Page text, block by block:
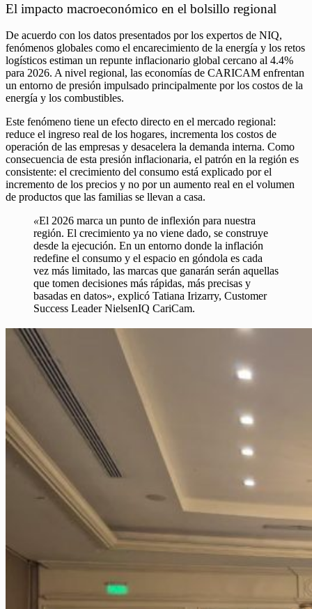
El impacto macroeconómico en el bolsillo regional
De acuerdo con los datos presentados por los expertos de NIQ,
fenómenos globales como el encarecimiento de la energía y los retos
logísticos estiman un repunte inflacionario global cercano al 4.4%
para 2026. A nivel regional, las economías de CARICAM enfrentan
un entorno de presión impulsado principalmente por los costos de la
energía y los combustibles.
Este fenómeno tiene un efecto directo en el mercado regional:
reduce el ingreso real de los hogares, incrementa los costos de
operación de las empresas y desacelera la demanda interna. Como
consecuencia de esta presión inflacionaria, el patrón en la región es
consistente: el crecimiento del consumo está explicado por el
incremento de los precios y no por un aumento real en el volumen
de productos que las familias se llevan a casa.
«El 2026 marca un punto de inflexión para nuestra
región. El crecimiento ya no viene dado, se construye
desde la ejecución. En un entorno donde la inflación
redefine el consumo y el espacio en góndola es cada
vez más limitado, las marcas que ganarán serán aquellas
que tomen decisiones más rápidas, más precisas y
basadas en datos», explicó Tatiana Irizarry, Customer
Success Leader NielsenIQ CariCam.